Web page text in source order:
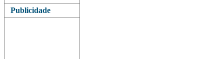
Publicidade